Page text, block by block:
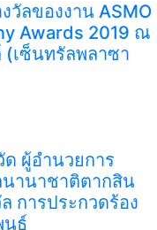
วัลของงาน ASMO
Awards 2019 ณ
เซ็นทรัลพลาซา
ผู้อำนวยการ
นานาชาติตากสิน
การประกวดร้อง
นธ์